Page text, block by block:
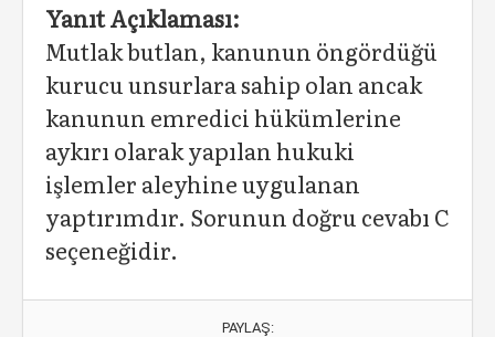
Yanıt Açıklaması:
Mutlak butlan, kanunun öngördüğü
kurucu unsurlara sahip olan ancak
kanunun emredici hükümlerine
aykırı olarak yapılan hukuki
işlemler aleyhine uygulanan
yaptırımdır. Sorunun doğru cevabı C
seçeneğidir.
PAYLAŞ: